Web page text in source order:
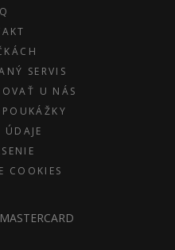
SERVIS
U NÁS
ÚDAJE
COOKIES
MASTERCARD